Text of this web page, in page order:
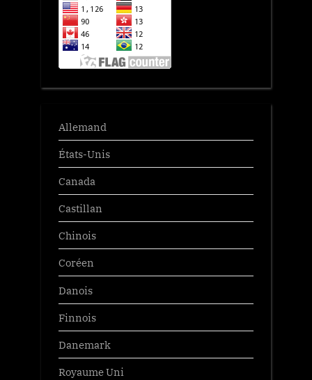
Allemand
États-Unis
Canada
Castillan
Chinois
Coréen
Danois
Finnois
Danemark
Royaume Uni